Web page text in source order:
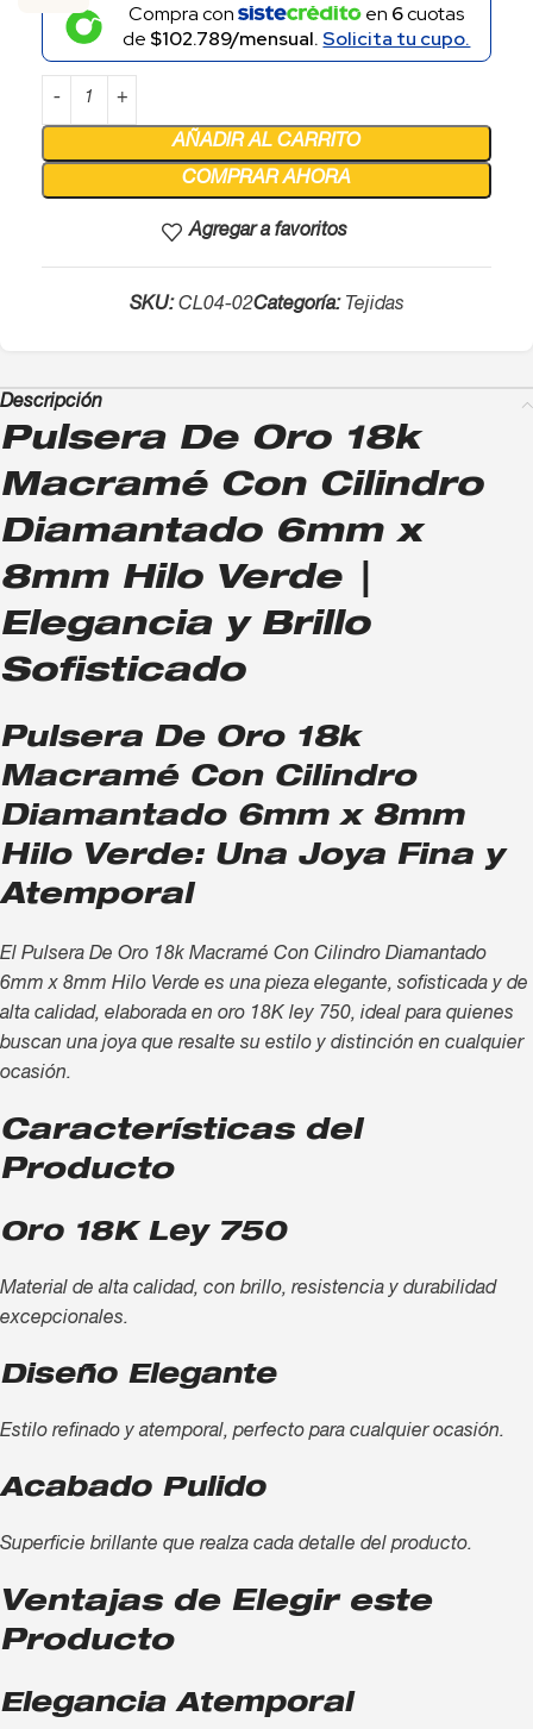
Compra con en 6cuotas
de $102.789/mensual.Solicita tu cupo.
AÑADIR AL CARRITO
COMPRAR AHORA
Agregar a favoritos
SKU:CL04-02Categoría: Tejidas
Descripción
Pulsera De Oro 18k
Macramé Con Cilindro
Diamantado 6mm x
8mm Hilo Verde |
Elegancia y Brillo
Sofisticado
Pulsera De Oro 18k
Macramé Con Cilindro
Diamantado 6mm x 8mm
Hilo Verde: Una Joya Fina y
Atemporal
El Pulsera De Oro 18k Macramé Con Cilindro Diamantado
6mm x 8mm Hilo Verde es una pieza elegante, sofisticada y de
alta calidad, elaborada en oro 18K ley 750, ideal para quienes
buscan una joya que resalte su estilo y distinción en cualquier
ocasión.
Características del
Producto
Oro 18K Ley 750
Material de alta calidad, con brillo, resistencia y durabilidad
excepcionales.
Diseño Elegante
Estilo refinado y atemporal, perfecto para cualquier ocasión.
Acabado Pulido
Superficie brillante que realza cada detalle del producto.
Ventajas de Elegir este
Producto
Elegancia Atemporal